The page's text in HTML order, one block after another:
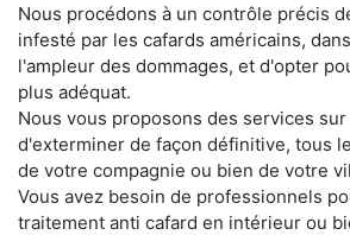
Nous procédons à un contrôle précis
infesté par les cafards américains,
l'ampleur des dommages, et d'opter
plus adéquat.
Nous vous proposons des services
d'exterminer de façon définitive, tous
de votre compagnie ou bien de votre
Vous avez besoin de professionnels
traitement anti cafard en intérieur ou